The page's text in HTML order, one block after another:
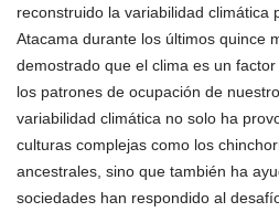
reconstruido la variabilidad climática
Atacama durante los últimos quince
demostrado que el clima es un
los patrones de ocupación de
variabilidad climática no solo ha
culturas complejas como los
ancestrales, sino que también ha
sociedades han respondido al